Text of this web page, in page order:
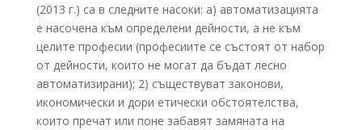
(2013 г.) са в следните насоки: а) автоматизацията
е насочена към определени дейности, а не към
целите професии (професиите се състоят от набор
от дейности, които не могат да бъдат лесно
автоматизирани); 2) съществуват законови,
икономически и дори етически обстоятелства,
които пречат или поне забавят замяната на